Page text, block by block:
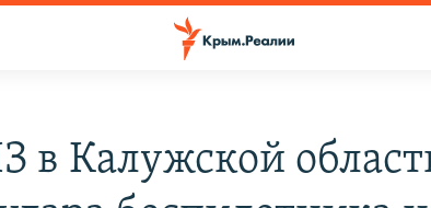
в Калужской